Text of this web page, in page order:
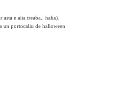
e alta treaba.. haha).
un portocaliu de halloween